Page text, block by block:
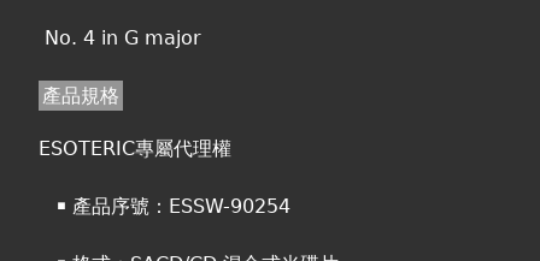
No. 4 in G major
產品規格
ESOTERIC專屬代理權
￭ 產品序號：ESSW-90254